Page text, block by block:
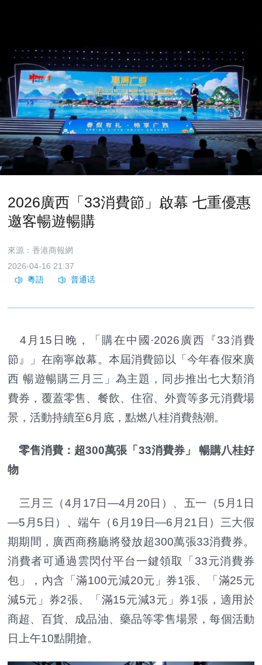
2026廣西「33消費節」啟幕 七重優惠
邀客暢遊暢購
來源：香港商報網
2026-04-16 21:37
4月15日晚，「購在中國·2026廣西『33消費
節』」在南寧啟幕。本屆消費節以「今年春假來廣
西 暢遊暢購三月三」為主題，同步推出七大類消
費券，覆蓋零售、餐飲、住宿、外賣等多元消費場
景，活動持續至6月底，點燃八桂消費熱潮。
零售消費：超300萬張「33消費券」 暢購八桂好
物
三月三（4月17日—4月20日）、五一（5月1日
—5月5日）、端午（6月19日—6月21日）三大假
期期間，廣西商務廳將發放超300萬張33消費券。
消費者可通過雲閃付平台一鍵領取「33元消費券
包」，內含「滿100元減20元」券1張、「滿25元
減5元」券2張、「滿15元減3元」券1張，適用於
商超、百貨、成品油、藥品等零售場景，每個活動
日上午10點開搶。